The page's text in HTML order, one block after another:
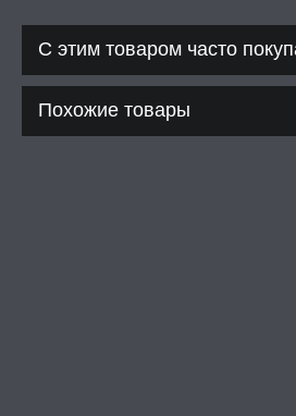
С этим товаром часто
Похожие товары